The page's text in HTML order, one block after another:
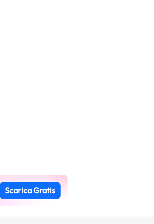
Scarica Gratis